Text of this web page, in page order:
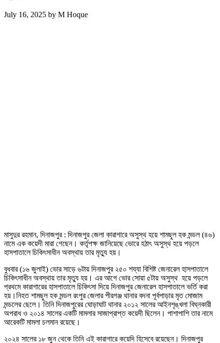
July 16, 2025 by M Hoque
মাসুদুর রহমান, দিনাজপুর : দিনাজপুর জেলা কারাগারে অসুস্থ হয়ে শামছুল হক মন্ডল (৪৬)
নামে এক কয়েদী মারা গেছেন। কর্তৃপক্ষ জানিয়েছে ভোরে হঠাৎ অসুস্থ হয়ে পড়লে
হাসপাতালে চিকিৎসাধীন অবস্থায় তার মৃত্যু হয়।
বুধবার (১৬ জুলাই) ভোর সাড়ে ৬টায় দিনাজপুর ২৫০ শয্যা বিশিষ্ট জেনারেল হাসপাতালে
চিকিৎসাধীন অবস্থায় তার মৃত্যু হয়। এর আগে ভোর সোয়া ৫টায় অসুস্থ হয়ে পড়লে
প্রথমে কারাগারের হাসপাতালে চিকিৎসা দিয়ে দিনাজপুর জেনারেল হাসপাতালে ভর্তি করা
হয়।নিহত শামছুল হক মন্ডল রংপুর জেলার পীরগঞ্জ থানার বদনা পূর্বপাড়ার মৃত মোজাম
মন্ডলের ছেলে। তিনি দিনাজপুরের ঘোড়াঘাট থানার ২০১২ সালের আইনশৃঙ্খলা বিঘ্নকারী
অপরাধ ও ২০১৪ সালের একটি মামলার সাজাপ্রাপ্ত কয়েদী ছিলেন। পাশাপাশি তার নামে
আরেকটি মামলা চলমান রয়েছে।
২০২৪ সালের ১৮ জুন থেকে তিনি এই কারাগারে কয়েদি হিসেবে রয়েছেন। দিনাজপুর